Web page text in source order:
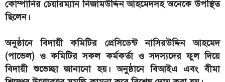
কোম্পানির চেয়ারম্যান নিজামউদ্দিন আহমেদসহ অনেকে উপস্থিত
ছিলেন।
অনুষ্ঠানে বিদায়ী কমিটির প্রেসিডেন্ট নাসিরউদ্দিন আহমেদ
(পাভেল) ও কমিটির সকল কর্মকর্তা ও সদস্যদের ফুল দিয়ে
বিদায়ী শুভেচ্ছা জানানো হয়। অনুষ্ঠানে বিআইএ এবং বীমা